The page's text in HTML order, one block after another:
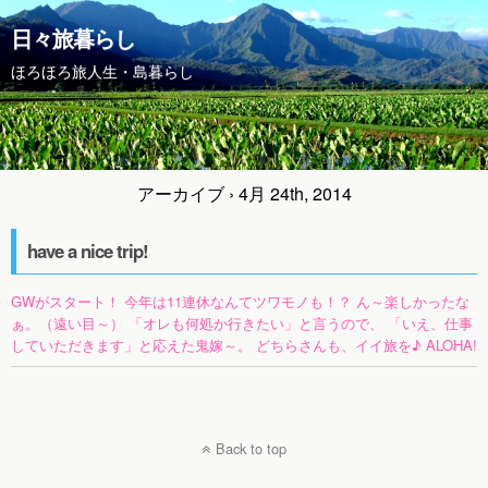
日々旅暮らし
ほろほろ旅人生・島暮らし
アーカイブ › 4月 24th, 2014
have a nice trip!
GWがスタート！ 今年は11連休なんてツワモノも！？ ん～楽しかったな
ぁ。（遠い目～） 「オレも何処か行きたい」と言うので、 「いえ、仕事
していただきます」と応えた鬼嫁～。 どちらさんも、イイ旅を♪ ALOHA!
Back to top